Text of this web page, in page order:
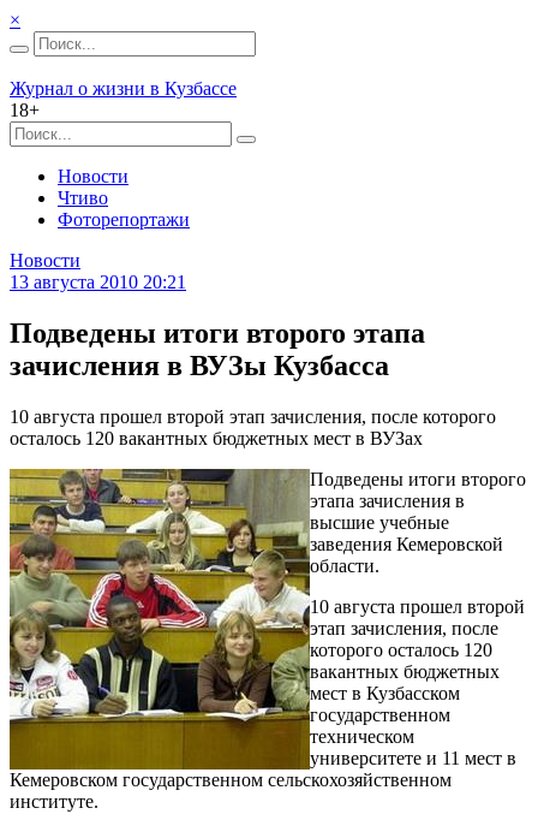
×
Журнал о жизни в Кузбассе
18+
Новости
Чтиво
Фоторепортажи
Новости
13 августа 2010 20:21
Подведены итоги второго этапа
зачисления в ВУЗы Кузбасса
10 августа прошел второй этап зачисления, после которого
осталось 120 вакантных бюджетных мест в ВУЗах
Подведены итоги второго
этапа зачисления в
высшие учебные
заведения Кемеровской
области.
10 августа прошел второй
этап зачисления, после
которого осталось 120
вакантных бюджетных
мест в Кузбасском
государственном
техническом
университете и 11 мест в
Кемеровском государственном сельскохозяйственном
институте.